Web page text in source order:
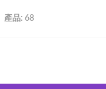
產品: 68